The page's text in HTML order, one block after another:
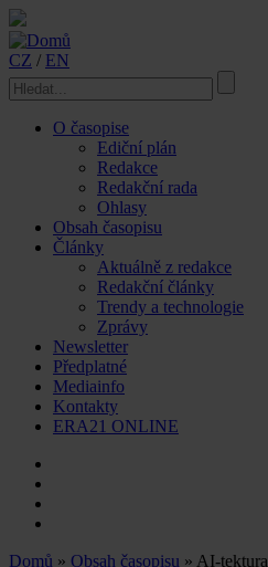
CZ / EN
O časopise
Ediční plán
Redakce
Redakční rada
Ohlasy
Obsah časopisu
Články
Aktuálně z redakce
Redakční články
Trendy a technologie
Zprávy
Newsletter
Předplatné
Mediainfo
Kontakty
ERA21 ONLINE
Domů » Obsah časopisu » AI-tektura